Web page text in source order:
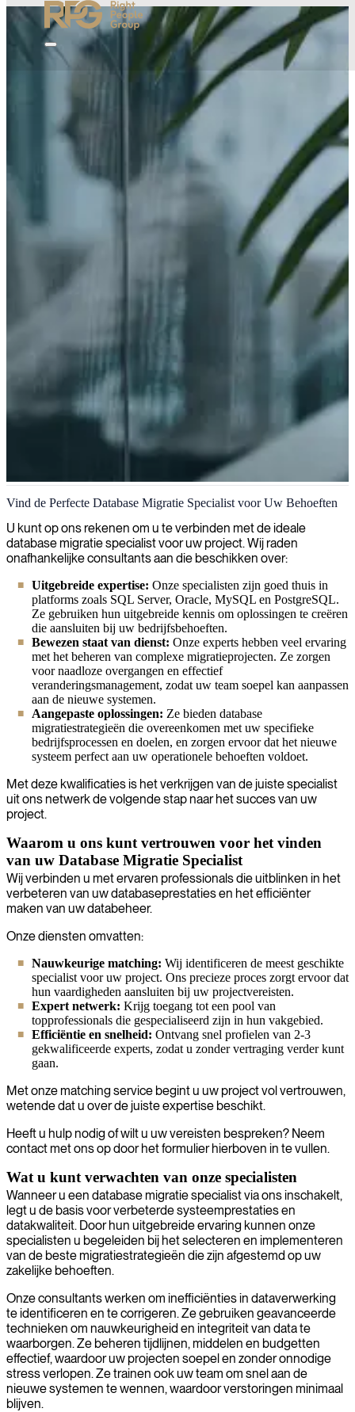
Database+Migratie
Wij ondersteunen organisaties bij database migratieprojecten,
waarbij we zorgen voor soepele overgangen met behoud van data-
integriteit, veiligheid en minimale downtime door middel van onze
Vind de Perfecte Database Migratie Specialist voor Uw Behoeften
U kunt op ons rekenen om u te verbinden met de ideale
database migratie specialist voor uw project. Wij raden
onafhankelijke consultants aan die beschikken over:
Uitgebreide expertise: Onze specialisten zijn goed thuis in
platforms zoals SQL Server, Oracle, MySQL en PostgreSQL.
Ze gebruiken hun uitgebreide kennis om oplossingen te creëren
die aansluiten bij uw bedrijfsbehoeften.
Bewezen staat van dienst: Onze experts hebben veel ervaring
met het beheren van complexe migratieprojecten. Ze zorgen
voor naadloze overgangen en effectief
veranderingsmanagement, zodat uw team soepel kan aanpassen
aan de nieuwe systemen.
Aangepaste oplossingen: Ze bieden database
migratiestrategieën die overeenkomen met uw specifieke
bedrijfsprocessen en doelen, en zorgen ervoor dat het nieuwe
systeem perfect aan uw operationele behoeften voldoet.
Met deze kwalificaties is het verkrijgen van de juiste specialist
uit ons netwerk de volgende stap naar het succes van uw
project.
Waarom u ons kunt vertrouwen voor het vinden
van uw Database Migratie Specialist
Wij verbinden u met ervaren professionals die uitblinken in het
verbeteren van uw databaseprestaties en het efficiënter
maken van uw databeheer.
Onze diensten omvatten:
Nauwkeurige matching: Wij identificeren de meest geschikte
specialist voor uw project. Ons precieze proces zorgt ervoor dat
hun vaardigheden aansluiten bij uw projectvereisten.
Expert netwerk: Krijg toegang tot een pool van
topprofessionals die gespecialiseerd zijn in hun vakgebied.
Efficiëntie en snelheid: Ontvang snel profielen van 2-3
gekwalificeerde experts, zodat u zonder vertraging verder kunt
gaan.
Met onze matching service begint u uw project vol vertrouwen,
wetende dat u over de juiste expertise beschikt.
Heeft u hulp nodig of wilt u uw vereisten bespreken? Neem
contact met ons op door het formulier hierboven in te vullen.
Wat u kunt verwachten van onze specialisten
Wanneer u een database migratie specialist via ons inschakelt,
legt u de basis voor verbeterde systeemprestaties en
datakwaliteit. Door hun uitgebreide ervaring kunnen onze
specialisten u begeleiden bij het selecteren en implementeren
van de beste migratiestrategieën die zijn afgestemd op uw
zakelijke behoeften.
Onze consultants werken om inefficiënties in dataverwerking
te identificeren en te corrigeren. Ze gebruiken geavanceerde
technieken om nauwkeurigheid en integriteit van data te
waarborgen. Ze beheren tijdlijnen, middelen en budgetten
effectief, waardoor uw projecten soepel en zonder onnodige
stress verlopen. Ze trainen ook uw team om snel aan de
nieuwe systemen te wennen, waardoor verstoringen minimaal
blijven.